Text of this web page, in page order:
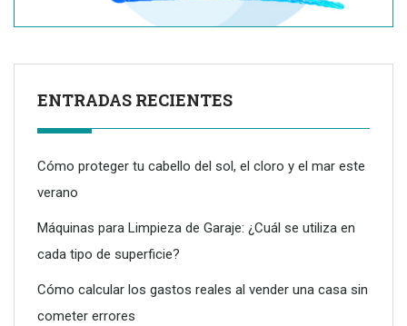
Dreame advierte: no todos los purificadores de aire son
eficaces contra la alergia
ENTRADAS RECIENTES
Cómo proteger tu cabello del sol, el cloro y el mar este
verano
Máquinas para Limpieza de Garaje: ¿Cuál se utiliza en
cada tipo de superficie?
Cómo calcular los gastos reales al vender una casa sin
cometer errores